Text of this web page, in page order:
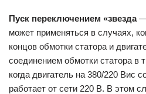
Пуск переключением «звезда
может применяться в случаях,
концов обмотки статора и
соединением обмотки статора в
когда двигатель на 380/220 Вис
работает от сети 220 В. В этом